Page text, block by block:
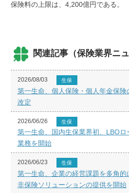
保険料の上限は、4,200億円である。
関連記事（保険業界ニュ
2026/08/03 生保
第一生命、個人保険・個人年金保
改定
2026/06/26 生保
第一生命、国内生保業界初、LBOロ
業務を開始
2026/06/23 生保
第一生命、企業の経営課題を多角
非保険ソリューションの提供を開始